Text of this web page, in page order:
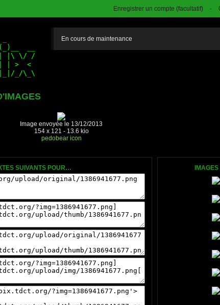
Enregistrer un compte (facultatif) -
En cours de maintenance
Image envoyée le 13/12/2013
154 x 121 - 13.6 kio
pedobear icon
SUIVANTS POUR…